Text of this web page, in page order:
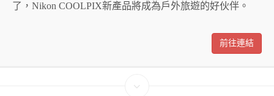
了，Nikon COOLPIX新產品將成為戶外旅遊的好伙伴。
前往連結